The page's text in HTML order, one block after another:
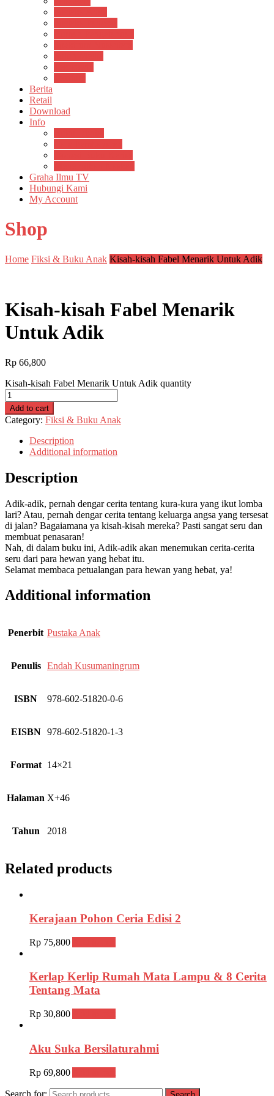
Berita
Retail
Download
Info
Graha Ilmu TV
Hubungi Kami
My Account
Shop
Home Fiksi & Buku Anak Kisah-kisah Fabel Menarik Untuk Adik
Kisah-kisah Fabel Menarik
Untuk Adik
Rp 66,800
Kisah-kisah Fabel Menarik Untuk Adik quantity
Add to cart
Category: Fiksi & Buku Anak
Description
Additional information
Description
Adik-adik, pernah dengar cerita tentang kura-kura yang ikut lomba
lari? Atau, pernah dengar cerita tentang keluarga angsa yang tersesat
di jalan? Bagaiamana ya kisah-kisah mereka? Pasti sangat seru dan
membuat penasaran!
Nah, di dalam buku ini, Adik-adik akan menemukan cerita-cerita
seru dari para hewan yang hebat itu.
Selamat membaca petualangan para hewan yang hebat, ya!
Additional information
Penerbit Pustaka Anak
Penulis Endah Kusumaningrum
ISBN 978-602-51820-0-6
EISBN 978-602-51820-1-3
Format 14×21
Halaman X+46
Tahun 2018
Related products
Kerajaan Pohon Ceria Edisi 2
Rp 75,800
Kerlap Kerlip Rumah Mata Lampu & 8 Cerita
Tentang Mata
Rp 30,800
Aku Suka Bersilaturahmi
Rp 69,800
Search for: Search